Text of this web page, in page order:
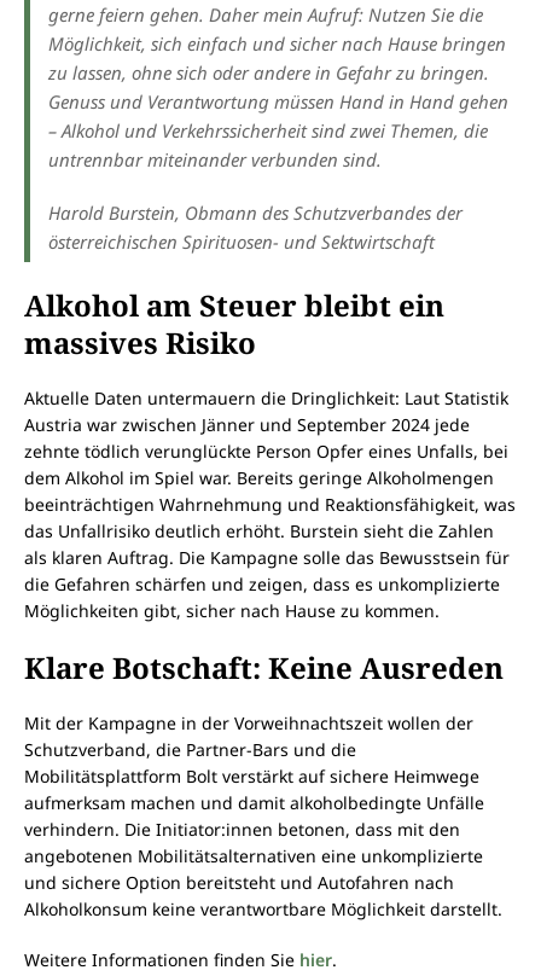
gerne feiern gehen. Daher mein Aufruf: Nutzen Sie die
Möglichkeit, sich einfach und sicher nach Hause bringen
zu lassen, ohne sich oder andere in Gefahr zu bringen.
Genuss und Verantwortung müssen Hand in Hand gehen
– Alkohol und Verkehrssicherheit sind zwei Themen, die
untrennbar miteinander verbunden sind.
Harold Burstein, Obmann des Schutzverbandes der
österreichischen Spirituosen- und Sektwirtschaft
Alkohol am Steuer bleibt ein
massives Risiko
Aktuelle Daten untermauern die Dringlichkeit: Laut Statistik
Austria war zwischen Jänner und September 2024 jede
zehnte tödlich verunglückte Person Opfer eines Unfalls, bei
dem Alkohol im Spiel war. Bereits geringe Alkoholmengen
beeinträchtigen Wahrnehmung und Reaktionsfähigkeit, was
das Unfallrisiko deutlich erhöht. Burstein sieht die Zahlen
als klaren Auftrag. Die Kampagne solle das Bewusstsein für
die Gefahren schärfen und zeigen, dass es unkomplizierte
Möglichkeiten gibt, sicher nach Hause zu kommen.
Klare Botschaft: Keine Ausreden
Mit der Kampagne in der Vorweihnachtszeit wollen der
Schutzverband, die Partner-Bars und die
Mobilitätsplattform Bolt verstärkt auf sichere Heimwege
aufmerksam machen und damit alkoholbedingte Unfälle
verhindern. Die Initiator:innen betonen, dass mit den
angebotenen Mobilitätsalternativen eine unkomplizierte
und sichere Option bereitsteht und Autofahren nach
Alkoholkonsum keine verantwortbare Möglichkeit darstellt.
Weitere Informationen finden Sie hier.